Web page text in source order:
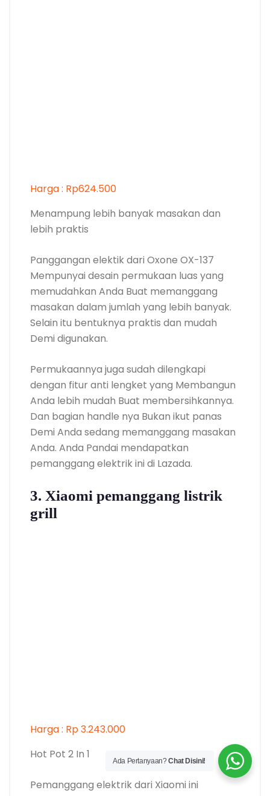
Harga : Rp624.500
Menampung lebih banyak masakan dan
lebih praktis
Panggangan elektik dari Oxone OX-137
Mempunyai desain permukaan luas yang
memudahkan Anda Buat memanggang
masakan dalam jumlah yang lebih banyak.
Selain itu bentuknya praktis dan mudah
Demi digunakan.
Permukaannya juga sudah dilengkapi
dengan fitur anti lengket yang Membangun
Anda lebih mudah Buat membersihkannya.
Dan bagian handle nya Bukan ikut panas
Demi Anda sedang memanggang masakan
Anda. Anda Pandai mendapatkan
pemanggang elektrik ini di Lazada.
3. Xiaomi pemanggang listrik
grill
Harga : Rp 3.243.000
Hot Pot 2 In 1
Pemanggang elektrik dari Xiaomi ini
Ada Pertanyaan?Chat Disini!